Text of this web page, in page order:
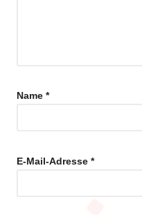
Name *
E-Mail-Adresse *